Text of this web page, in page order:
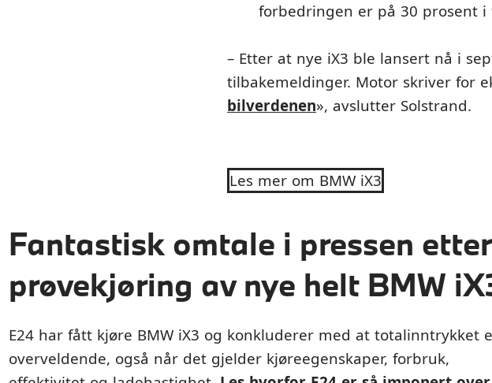
forbedringen er på 30 prosent
– Etter at nye iX3 ble lansert nå i
tilbakemeldinger. Motor skriver for
bilverdenen», avslutter Solstrand.
Les mer om BMW iX3
Fantastisk omtale i pressen etter
prøvekjøring av nye helt BMW
E24 har fått kjøre BMW iX3 og konkluderer med at totalinntrykket
overveldende, også når det gjelder kjøreegenskaper, forbruk,